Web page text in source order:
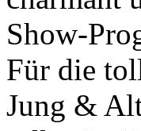
Show-
Für die
Jung &